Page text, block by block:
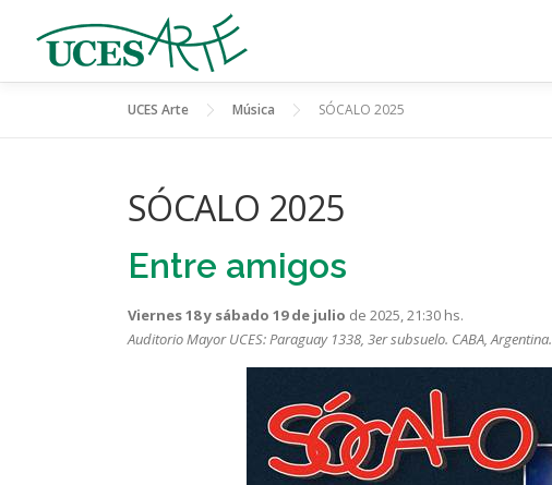
content
UCES Arte Música SÓCALO 2025
SÓCALO 2025
Entre amigos
Viernes 18 y sábado 19 de julio de 2025, 21:30 hs.
Auditorio Mayor UCES: Paraguay 1338, 3er subsuelo. CABA, Argentina.